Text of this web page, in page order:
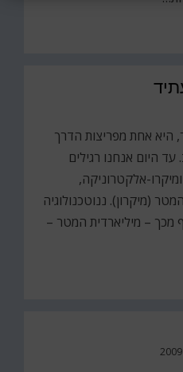
היא אחת מפריצות הדרך
היום אנחנו רגילים
אלקטרוניקה,
(מיקרון). ננוטכנולוגיה
מכך – מיליארדית המטר –